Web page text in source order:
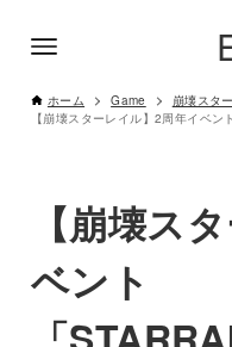
ホーム Game
崩壊スタ
【崩壊スターレイル】2周年イベ
【崩壊ス
ベント